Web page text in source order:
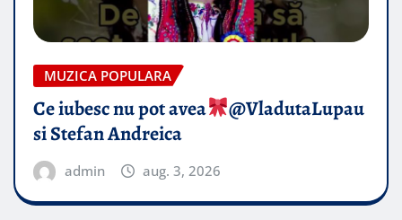
MUZICA POPULARA
Ce iubesc nu pot avea
​@VladutaLupau
si Stefan Andreica
admin aug. 3, 2026